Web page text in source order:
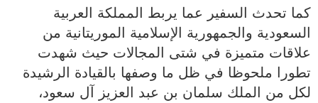
كما تحدث السفير عما يربط المملكة العربية
السعودية والجمهورية الإسلامية الموريتانية من
علاقات متميزة في شتى المجالات حيث شهدت
تطورا ملحوظا في ظل ما وصفها بالقيادة الرشيدة
لكل من الملك سلمان بن عبد العزيز آل سعود،